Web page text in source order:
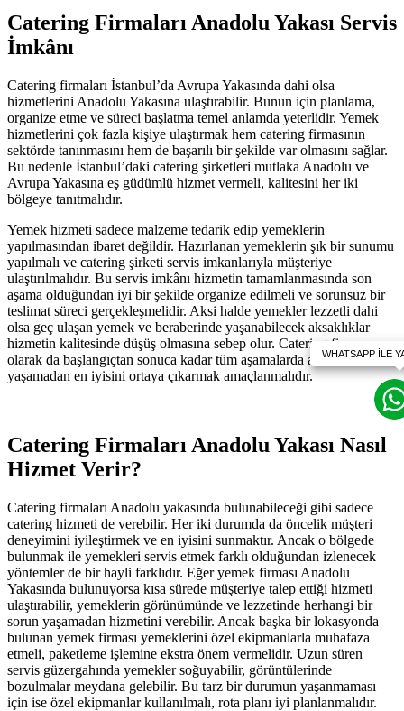
Catering Firmaları Anadolu Yakası Servis
İmkânı
Catering firmaları İstanbul’da Avrupa Yakasında dahi olsa
hizmetlerini Anadolu Yakasına ulaştırabilir. Bunun için planlama,
organize etme ve süreci başlatma temel anlamda yeterlidir. Yemek
hizmetlerini çok fazla kişiye ulaştırmak hem catering firmasının
sektörde tanınmasını hem de başarılı bir şekilde var olmasını sağlar.
Bu nedenle İstanbul’daki catering şirketleri mutlaka Anadolu ve
Avrupa Yakasına eş güdümlü hizmet vermeli, kalitesini her iki
bölgeye tanıtmalıdır.
Yemek hizmeti sadece malzeme tedarik edip yemeklerin
yapılmasından ibaret değildir. Hazırlanan yemeklerin şık bir sunumu
yapılmalı ve catering şirketi servis imkanlarıyla müşteriye
ulaştırılmalıdır. Bu servis imkânı hizmetin tamamlanmasında son
aşama olduğundan iyi bir şekilde organize edilmeli ve sorunsuz bir
teslimat süreci gerçekleşmelidir. Aksi halde yemekler lezzetli dahi
olsa geç ulaşan yemek ve beraberinde yaşanabilecek aksaklıklar
hizmetin kalitesinde düşüş olmasına sebep olur. Catering firması
olarak da başlangıçtan sonuca kadar tüm aşamalarda aksaklık
yaşamadan en iyisini ortaya çıkarmak amaçlanmalıdır.
Catering Firmaları Anadolu Yakası Nasıl
Hizmet Verir?
Catering firmaları Anadolu yakasında bulunabileceği gibi sadece
catering hizmeti de verebilir. Her iki durumda da öncelik müşteri
deneyimini iyileştirmek ve en iyisini sunmaktır. Ancak o bölgede
bulunmak ile yemekleri servis etmek farklı olduğundan izlenecek
yöntemler de bir hayli farklıdır. Eğer yemek firması Anadolu
Yakasında bulunuyorsa kısa sürede müşteriye talep ettiği hizmeti
ulaştırabilir, yemeklerin görünümünde ve lezzetinde herhangi bir
sorun yaşamadan hizmetini verebilir. Ancak başka bir lokasyonda
bulunan yemek firması yemeklerini özel ekipmanlarla muhafaza
etmeli, paketleme işlemine ekstra önem vermelidir. Uzun süren
servis güzergahında yemekler soğuyabilir, görüntülerinde
bozulmalar meydana gelebilir. Bu tarz bir durumun yaşanmaması
için ise özel ekipmanlar kullanılmalı, rota planı iyi planlanmalıdır.